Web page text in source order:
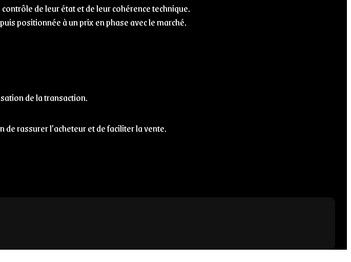
de leur état et de leur cohérence technique.
positionnée à un prix en phase avec le marché.
de la transaction.
de rassurer l’acheteur et de faciliter la vente.